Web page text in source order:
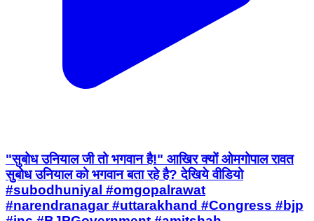
"सुबोध उनियाल जी तो भगवान है!" आखिर क्यों ओमगोपाल रावत
सुबोध उनियाल को भगवान बता रहे है? देखिये वीडियो
#subodhuniyal #omgopalrawat
#narendranagar #uttarakhand #Congress #bjp